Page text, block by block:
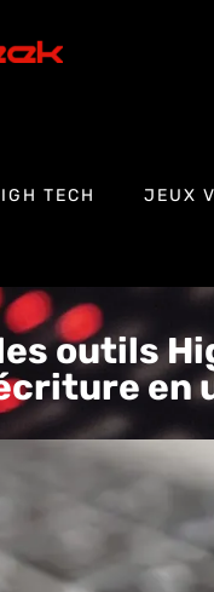
TECH JEUX
outils
en